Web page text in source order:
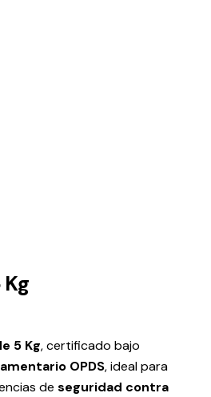
5 Kg, certificado bajo
OPDS, ideal para
de seguridad contra